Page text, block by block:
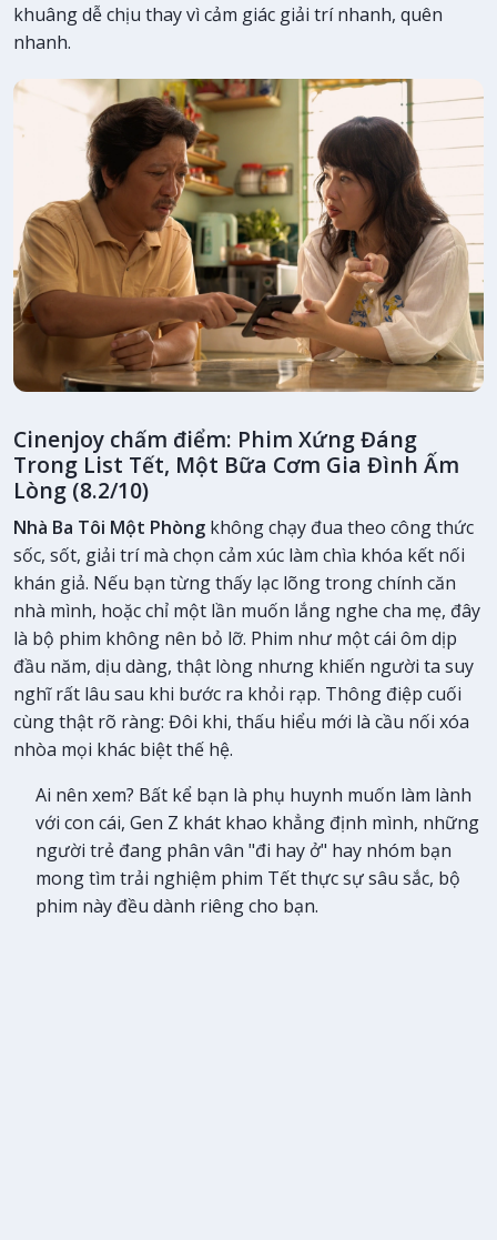
khuâng dễ chịu thay vì cảm giác giải trí nhanh, quên
nhanh.
Cinenjoy chấm điểm: Phim Xứng Đáng
Trong List Tết, Một Bữa Cơm Gia Đình Ấm
Lòng (8.2/10)
Nhà Ba Tôi Một Phòng không chạy đua theo công thức
sốc, sốt, giải trí mà chọn cảm xúc làm chìa khóa kết nối
khán giả. Nếu bạn từng thấy lạc lõng trong chính căn
nhà mình, hoặc chỉ một lần muốn lắng nghe cha mẹ, đây
là bộ phim không nên bỏ lỡ. Phim như một cái ôm dịp
đầu năm, dịu dàng, thật lòng nhưng khiến người ta suy
nghĩ rất lâu sau khi bước ra khỏi rạp. Thông điệp cuối
cùng thật rõ ràng: Đôi khi, thấu hiểu mới là cầu nối xóa
nhòa mọi khác biệt thế hệ.
Ai nên xem? Bất kể bạn là phụ huynh muốn làm lành
với con cái, Gen Z khát khao khẳng định mình, những
người trẻ đang phân vân "đi hay ở" hay nhóm bạn
mong tìm trải nghiệm phim Tết thực sự sâu sắc, bộ
phim này đều dành riêng cho bạn.